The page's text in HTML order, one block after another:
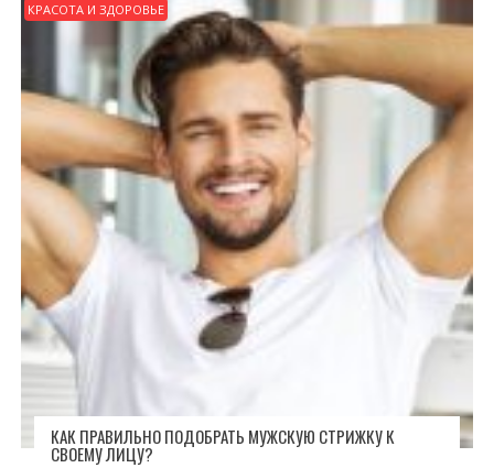
КРАСОТА И ЗДОРОВЬЕ
КАК ПРАВИЛЬНО ПОДОБРАТЬ МУЖСКУЮ СТРИЖКУ К
СВОЕМУ ЛИЦУ?